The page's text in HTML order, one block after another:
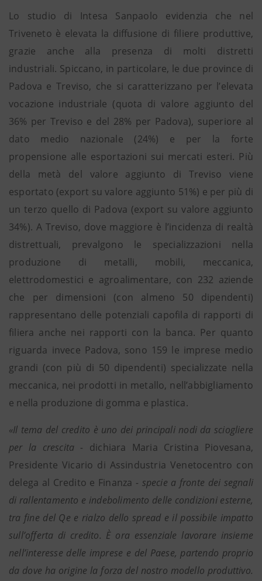
Lo studio di Intesa Sanpaolo evidenzia che nel
Triveneto è elevata la diffusione di filiere produttive,
grazie anche alla presenza di molti distretti
industriali. Spiccano, in particolare, le due province di
Padova e Treviso, che si caratterizzano per l’elevata
vocazione industriale (quota di valore aggiunto del
36% per Treviso e del 28% per Padova), superiore al
dato medio nazionale (24%) e per la forte
propensione alle esportazioni sui mercati esteri. Più
della metà del valore aggiunto di Treviso viene
esportato (export su valore aggiunto 51%) e per più di
un terzo quello di Padova (export su valore aggiunto
34%). A Treviso, dove maggiore è l’incidenza di realtà
distrettuali, prevalgono le specializzazioni nella
produzione di metalli, mobili, meccanica,
elettrodomestici e agroalimentare, con 232 aziende
che per dimensioni (con almeno 50 dipendenti)
rappresentano delle potenziali capofila di rapporti di
filiera anche nei rapporti con la banca. Per quanto
riguarda invece Padova, sono 159 le imprese medio
grandi (con più di 50 dipendenti) specializzate nella
meccanica, nei prodotti in metallo, nell’abbigliamento
e nella produzione di gomma e plastica.
«Il tema del credito è uno dei principali nodi da sciogliere
per la crescita - dichiara Maria Cristina Piovesana,
Presidente Vicario di Assindustria Venetocentro con
delega al Credito e Finanza - specie a fronte dei segnali
di rallentamento e indebolimento delle condizioni esterne,
tra fine del Qe e rialzo dello spread e il possibile impatto
sull’offerta di credito. È ora essenziale lavorare insieme
nell’interesse delle imprese e del Paese, partendo proprio
da dove ha origine la forza del nostro modello produttivo.